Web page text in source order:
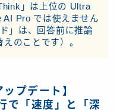
」は上位の Ultra
AI Pro では使えません
」は、回答前に推論
のことです）。
プデート】
「速度」と「深